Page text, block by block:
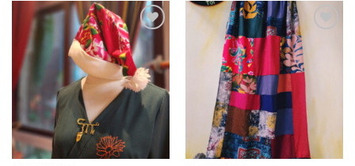
Add to
wishlist
wishlist